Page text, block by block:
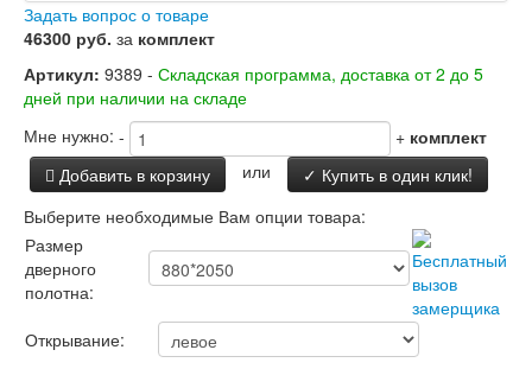
Задать вопрос о товаре
46300 руб. за комплект
Артикул: 9389 - Складская программа, доставка от 2 до 5
дней при наличии на складе
Мне нужно: - + комплект
Добавить в корзину
или
✓ Купить в один клик!
Выберите необходимые Вам опции товара:
Размер
дверного
полотна:
Открывание: